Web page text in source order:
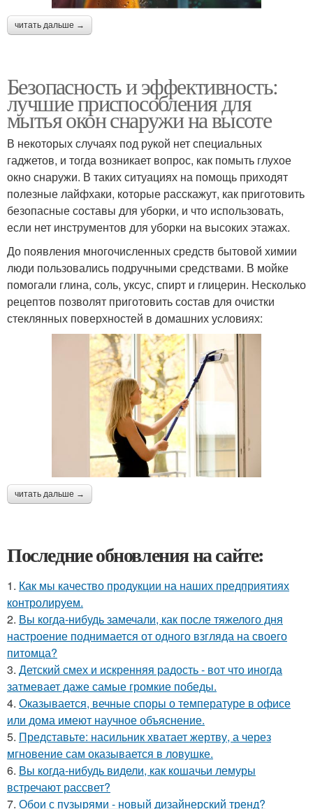
читать дальше →
Безопасность и эффективность:
лучшие приспособления для
мытья окон снаружи на высоте
В некоторых случаях под рукой нет специальных
гаджетов, и тогда возникает вопрос, как помыть глухое
окно снаружи. В таких ситуациях на помощь приходят
полезные лайфхаки, которые расскажут, как приготовить
безопасные составы для уборки, и что использовать,
если нет инструментов для уборки на высоких этажах.
До появления многочисленных средств бытовой химии
люди пользовались подручными средствами. В мойке
помогали глина, соль, уксус, спирт и глицерин. Несколько
рецептов позволят приготовить состав для очистки
стеклянных поверхностей в домашних условиях:
читать дальше →
Последние обновления на сайте:
1. Как мы качество продукции на наших предприятиях
контролируем.
2. Вы когда-нибудь замечали, как после тяжелого дня
настроение поднимается от одного взгляда на своего
питомца?
3. Детский смех и искренняя радость - вот что иногда
затмевает даже самые громкие победы.
4. Оказывается, вечные споры о температуре в офисе
или дома имеют научное объяснение.
5. Представьте: насильник хватает жертву, а через
мгновение сам оказывается в ловушке.
6. Вы когда-нибудь видели, как кошачьи лемуры
встречают рассвет?
7. Обои с пузырями - новый дизайнерский тренд?